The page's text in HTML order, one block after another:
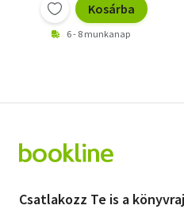
Kosárba
6 - 8 munkanap
Csatlakozz Te is a